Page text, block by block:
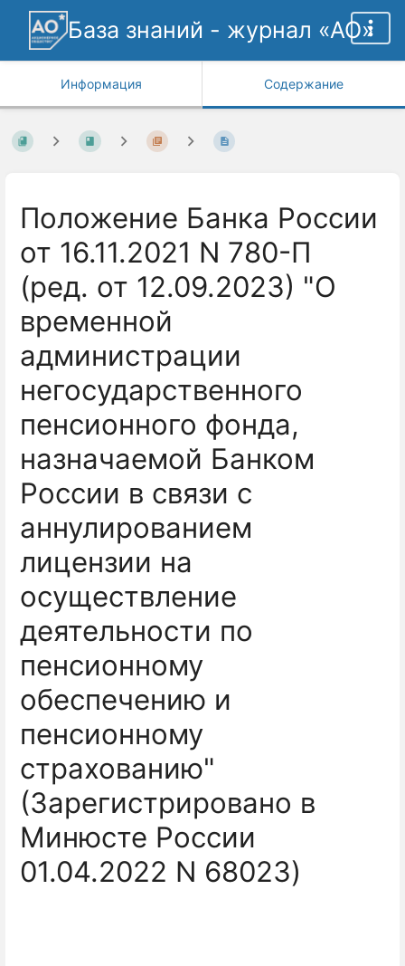
База знаний - журнал «АО»
Информация Содержание
Положение Банка России
от 16.11.2021 N 780-П
(ред. от 12.09.2023) "О
временной
администрации
негосударственного
пенсионного фонда,
назначаемой Банком
России в связи с
аннулированием
лицензии на
осуществление
деятельности по
пенсионному
обеспечению и
пенсионному
страхованию"
(Зарегистрировано в
Минюсте России
01.04.2022 N 68023)